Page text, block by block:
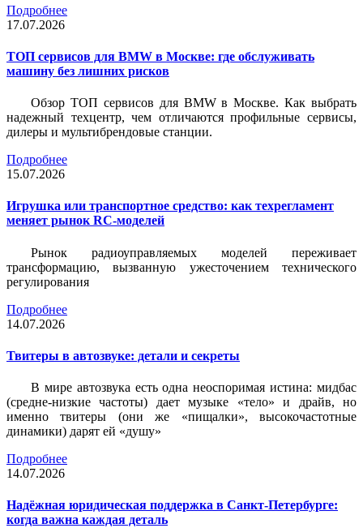
Подробнее
17.07.2026
ТОП сервисов для BMW в Москве: где обслуживать
машину без лишних рисков
Обзор ТОП сервисов для BMW в Москве. Как выбрать
надежный техцентр, чем отличаются профильные сервисы,
дилеры и мультибрендовые станции.
Подробнее
15.07.2026
Игрушка или транспортное средство: как техрегламент
меняет рынок RC-моделей
Рынок радиоуправляемых моделей переживает
трансформацию, вызванную ужесточением технического
регулирования
Подробнее
14.07.2026
Твитеры в автозвуке: детали и секреты
В мире автозвука есть одна неоспоримая истина: мидбас
(средне-низкие частоты) дает музыке «тело» и драйв, но
именно твитеры (они же «пищалки», высокочастотные
динамики) дарят ей «душу»
Подробнее
14.07.2026
Надёжная юридическая поддержка в Санкт-Петербурге:
когда важна каждая деталь